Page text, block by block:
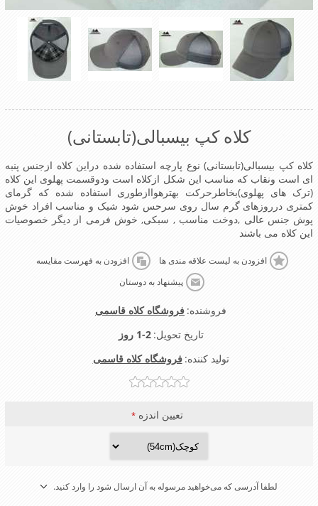
کلاه کپ بیسبالی(تابستانی)
کلاه کپ بیسبالی(تابستانی) نوع پارچه استفاده شده دراین کلاه ازجنس پنبه
ای است ونقاب که مناسب این شکل ازکلاه است ودوقسمت پهلوی این کلاه
(ترک های پهلوی)بخاطرحرکت بهترهواازطوری استفاده شده که گرمای
کمتری درروزهای گرم سال روی سرحس شود شیک و مناسب افراد خوش
پوش جنس عالی ,دوخت مناسب , سبکی, خوش فرمی از دیگر خصوصیات
این کلاه می باشند
افزودن به لیست علاقه مندی ها افزودن به فهرست مقایسه
پیشنهاد به دوستان
فروشنده: فروشگاه کلاه قاسمی
تاریخ تحویل: 1-2 روز
تولید کننده: فروشگاه کلاه قاسمی
تعیین اندزه*
لطفا آدرسی که می‌خواهید مرسوله به آن ارسال شود را وارد کنید.